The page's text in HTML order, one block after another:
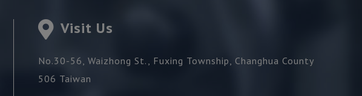
Visit Us
No.30-56, Waizhong St., Fuxing Township, Changhua County
506 Taiwan